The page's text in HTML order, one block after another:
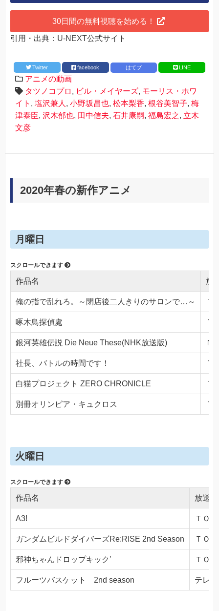
30日間の無料視聴を始める！
引用・出典：U-NEXT公式サイト
Twitter facebook はてブ LINE
アニメの動画
タツノコプロ , ビル・メイヤーズ, モーリス・ホワ
イト , 塩沢兼人 , 小野坂昌也, 松本梨香, 根谷美智子, 梅
津泰臣, 沢木郁也, 田中信夫, 石井康嗣, 福島宏之, 立木
文彦
2020年春の新作アニメ
月曜日
作品名 放
俺の指で乱れろ。～閉店後二人きりのサロンで…～ Ｔ
啄木鳥探偵處 Ｔ
銀河英雄伝説 Die Neue These(NHK放送版) Ｎ
社長、バトルの時間です！ Ｔ
白猫プロジェクト ZERO CHRONICLE Ｔ
別冊オリンピア・キュクロス Ｔ
火曜日
作品名 放送局
A3! ＴＯ
ガンダムビルドダイバーズRe:RISE 2nd Season ＴＯ
邪神ちゃんドロップキック’ ＴＯ
フルーツバスケット 2nd season テレ